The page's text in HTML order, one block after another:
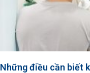
Những điều cần biết